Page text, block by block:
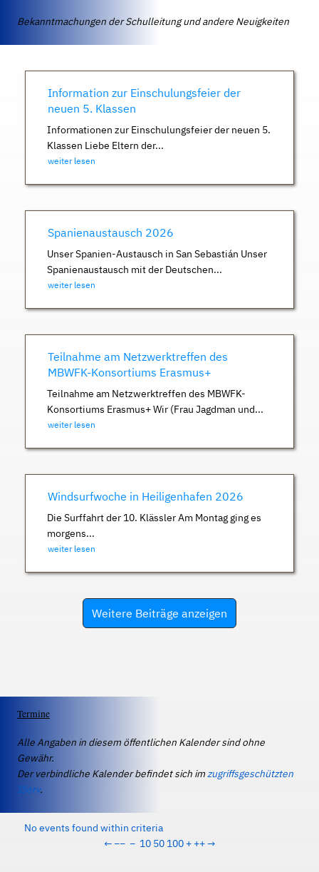
Bekanntmachungen der Schulleitung und andere Neuigkeiten
Information zur Einschulungsfeier der
neuen 5. Klassen
Informationen zur Einschulungsfeier der neuen 5.
Klassen Liebe Eltern der...
weiter lesen
Spanienaustausch 2026
Unser Spanien-Austausch in San Sebastián Unser
Spanienaustausch mit der Deutschen...
weiter lesen
Teilnahme am Netzwerktreffen des
MBWFK-Konsortiums Erasmus+
Teilnahme am Netzwerktreffen des MBWFK-
Konsortiums Erasmus+ Wir (Frau Jagdman und...
weiter lesen
Windsurfwoche in Heiligenhafen 2026
Die Surffahrt der 10. Klässler Am Montag ging es
morgens...
weiter lesen
Weitere Beiträge anzeigen
Termine
Alle Angaben in diesem öffentlichen Kalender sind ohne
Gewähr.
Der verbindliche Kalender befindet sich imzugriffsgeschützten
IServ.
No events found within criteria
← −− − 10 50 100 + ++→